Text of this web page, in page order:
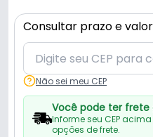
Consultar prazo e
Não sei meu CEP
Você pode ter frete
Informe seu CEP
opções de frete.